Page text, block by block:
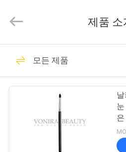
제
2017
Changsha
Cosmetics
All
호화스러운
업 솔
제품 소
모든 제품